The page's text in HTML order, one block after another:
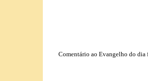
Comentário ao Evangelho do dia